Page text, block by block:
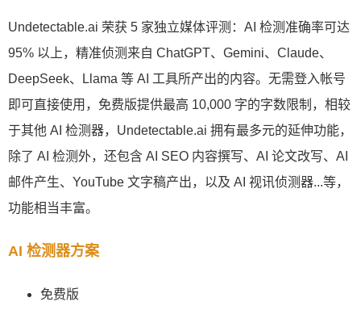
Undetectable.ai 荣获 5 家独立媒体评测：AI 检测准确率可达
95% 以上，精准侦测来自 ChatGPT、Gemini、Claude、
DeepSeek、Llama 等 AI 工具所产出的内容。无需登入帐号
即可直接使用，免费版提供最高 10,000 字的字数限制，相较
于其他 AI 检测器，Undetectable.ai 拥有最多元的延伸功能，
除了 AI 检测外，还包含 AI SEO 内容撰写、AI 论文改写、AI
邮件产生、YouTube 文字稿产出，以及 AI 视讯侦测器...等，
功能相当丰富。
AI 检测器方案
免费版